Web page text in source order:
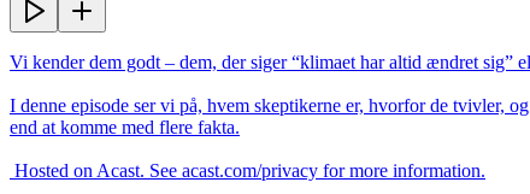
Vi kender dem godt – dem, der siger “klimaet har altid ændret sig”
I denne episode ser vi på, hvem skeptikerne er, hvorfor de tvivler,
end at komme med flere fakta.
Hosted on Acast. See acast.com/privacy for more information.